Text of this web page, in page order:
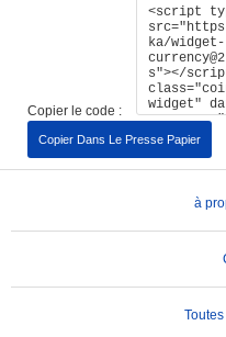
Copier le code :
Copier Dans Le Presse Papier
à